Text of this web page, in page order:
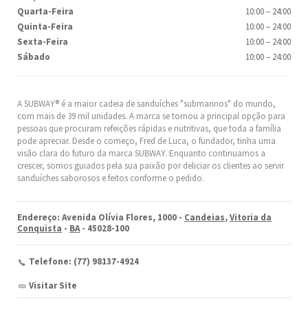
A SUBWAY® é a maior cadeia de sanduíches "submarinos" do mundo,
com mais de 39 mil unidades. A marca se tornou a principal opção para
pessoas que procuram refeições rápidas e nutritivas, que toda a família
pode apreciar. Desde o começo, Fred de Luca, o fundador, tinha uma
visão clara do futuro da marca SUBWAY. Enquanto continuamos a
crescer, somos guiados pela sua paixão por deliciar os clientes ao servir
sanduíches saborosos e feitos conforme o pedido.
Endereço: Avenida Olívia Flores, 1000 - Candeias,Vitoria da
Conquista - BA- 45028-100
Telefone: (77) 98137-4924
Visitar Site
Quarta-Feira
10:00– 24:00
Quinta-Feira
10:00– 24:00
Sexta-Feira
10:00– 24:00
Sábado
10:00– 24:00